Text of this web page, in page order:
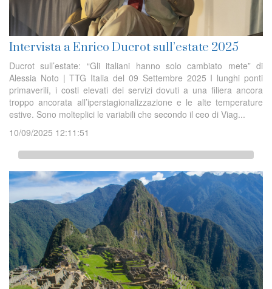
Intervista a Enrico Ducrot sull’estate 2025
Ducrot sull’estate: “Gli italiani hanno solo cambiato mete” di
Alessia Noto | TTG Italia del 09 Settembre 2025 I lunghi ponti
primaverili, i costi elevati dei servizi dovuti a una filiera ancora
troppo ancorata all’iperstagionalizzazione e le alte temperature
estive. Sono molteplici le variabili che secondo il ceo di Viag...
10/09/2025 12:11:51